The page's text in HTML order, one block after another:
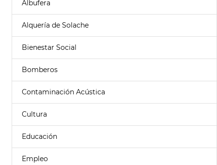
Albufera
Alquería de Solache
Bienestar Social
Bomberos
Contaminación Acústica
Cultura
Educación
Empleo